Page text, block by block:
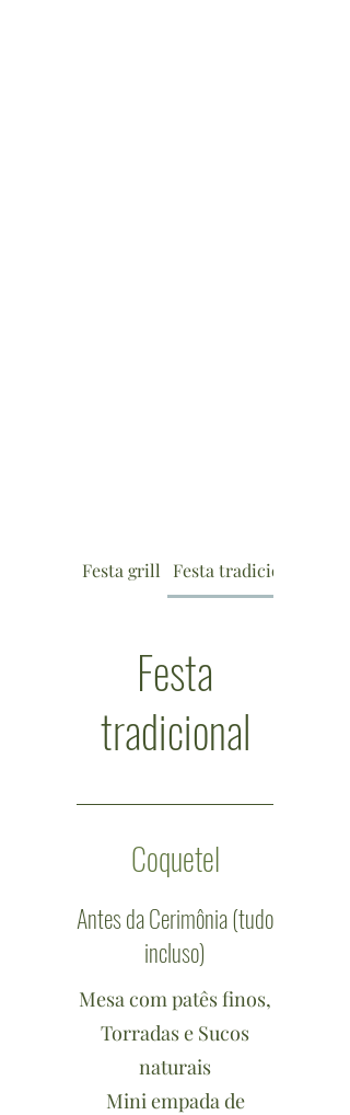
Festa grill Festa tradicional
Festa
tradicional
Coquetel
Antes da Cerimônia (tudo
incluso)
Mesa com patês finos,
Torradas e Sucos
naturais
Mini empada de